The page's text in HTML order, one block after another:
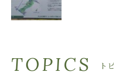
TOPICS ト